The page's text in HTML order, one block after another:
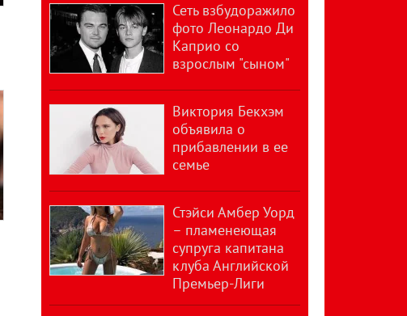
Сеть взбудоражило
фото Леонардо Ди
Каприо со
взрослым "сыном"
Виктория Бекхэм
объявила о
прибавлении в ее
семье
Стэйси Амбер Уорд
– пламенеющая
супруга капитана
клуба Английской
Премьер-Лиги